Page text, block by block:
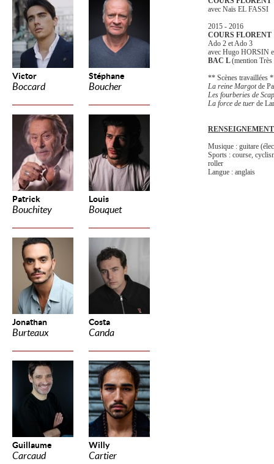
Victor
Boccard
Stéphane
Boucher
Patrick
Bouchitey
Louis
Bouquet
Jonathan
Burteaux
Costa
Canda
Guillaume
Carcaud
Willy
Cartier
avec Naïs EL FASSI
2015 - 2016
COURS FLORENT
Ado 2 et Ado 3
avec Hugo HORSIN
BAC L(mention
** Scènes travaillées
La reine Margotde
Les fourberies de
La force de tuer de
Musique : guitare
Sports : course,
roller
Langue : anglais